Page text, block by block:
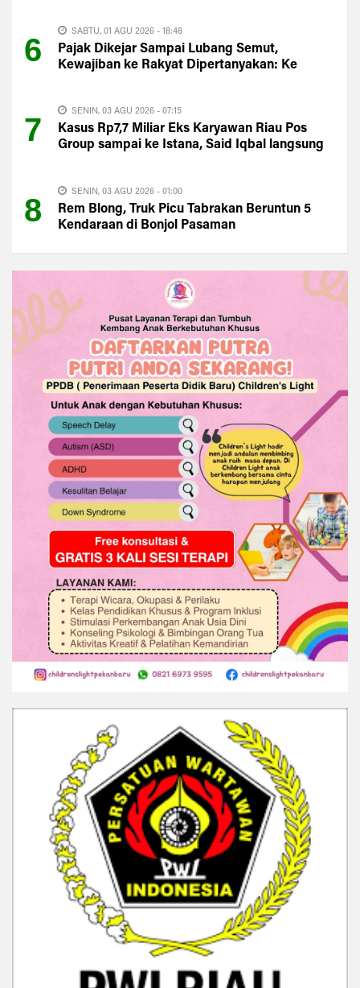
6
SABTU, 01 AGU 2026 - 18:48
Pajak Dikejar Sampai Lubang Semut,
Kewajiban ke Rakyat Dipertanyakan: Ke
7
SENIN, 03 AGU 2026 - 07:15
Kasus Rp7,7 Miliar Eks Karyawan Riau Pos
Group sampai ke Istana, Said Iqbal langsung
8
SENIN, 03 AGU 2026 - 01:00
Rem Blong, Truk Picu Tabrakan Beruntun 5
Kendaraan di Bonjol Pasaman